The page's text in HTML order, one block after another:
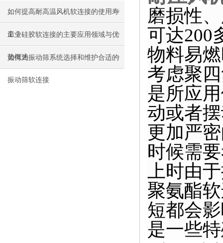
如何提高耐高温风机软连接的使用寿
命？
工业硅胶软连接的主要应用领域与优
势概述
如何为振动筛系统选择和维护合适的
振动筛软连接
磨损性
可达200
物料易
考虑聚
是所应
动或者
更加严
时候需
上时由
聚氨酯
短都会
是一些